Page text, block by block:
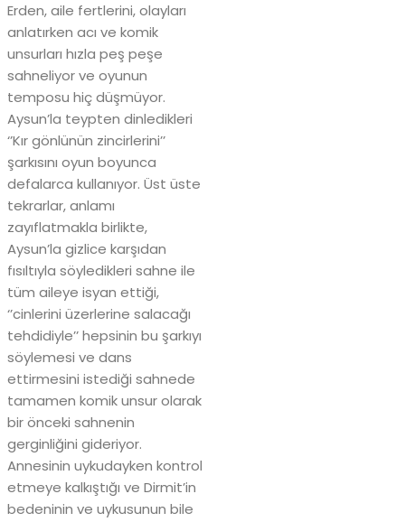
Erden, aile fertlerini, olayları
anlatırken acı ve komik
unsurları hızla peş peşe
sahneliyor ve oyunun
temposu hiç düşmüyor.
Aysun’la teypten dinledikleri
‘’Kır gönlünün zincirlerini’’
şarkısını oyun boyunca
defalarca kullanıyor. Üst üste
tekrarlar, anlamı
zayıflatmakla birlikte,
Aysun’la gizlice karşıdan
fısıltıyla söyledikleri sahne ile
tüm aileye isyan ettiği,
‘’cinlerini üzerlerine salacağı
tehdidiyle’’ hepsinin bu şarkıyı
söylemesi ve dans
ettirmesini istediği sahnede
tamamen komik unsur olarak
bir önceki sahnenin
gerginliğini gideriyor.
Annesinin uykudayken kontrol
etmeye kalkıştığı ve Dirmit’in
bedeninin ve uykusunun bile